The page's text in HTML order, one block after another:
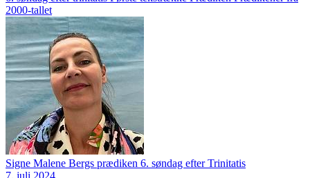
2000-tallet
Signe Malene Bergs prædiken 6. søndag efter Trinitatis
7. juli 2024